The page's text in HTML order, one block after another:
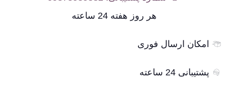
هر روز هفته 24 ساعته
امکان ارسال فوری
پشتیبانی 24 ساعته